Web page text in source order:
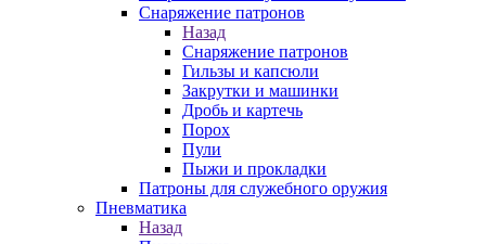
Снаряжение патронов
Назад
Снаряжение патронов
Гильзы и капсюли
Закрутки и машинки
Дробь и картечь
Порох
Пули
Пыжи и прокладки
Патроны для служебного оружия
Пневматика
Назад